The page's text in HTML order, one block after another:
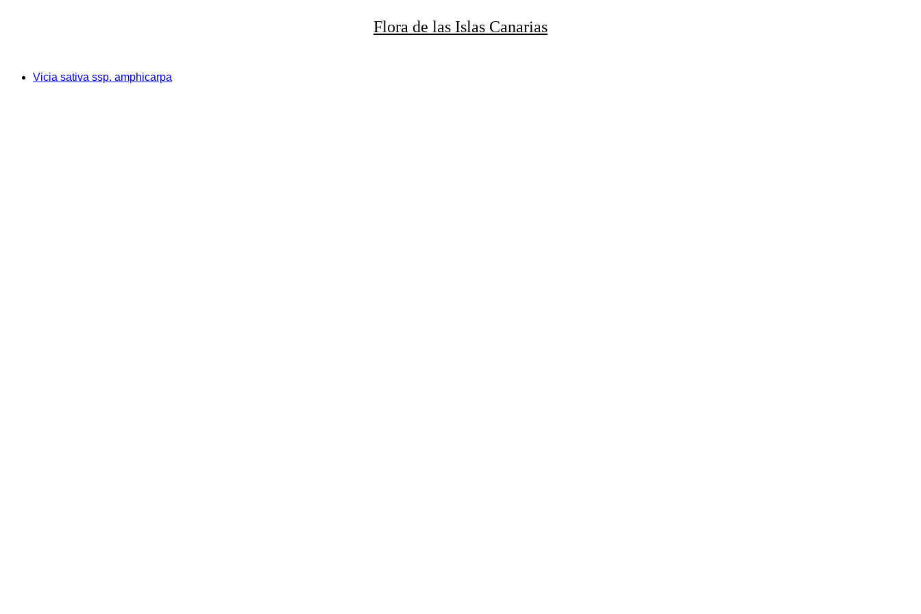
Flora de las Islas Canarias
Vicia sativa ssp. amphicarpa